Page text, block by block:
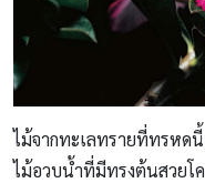
ไม้จากทะเลทรายที่ทรหด
ไม้อวบน้ำที่มีทรงต้นสวยโ